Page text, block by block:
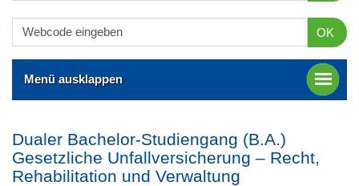
OK
Menü ausklappen
Dualer Bachelor-Studiengang (B.A.)
Gesetzliche Unfallversicherung – Recht,
Rehabilitation und Verwaltung